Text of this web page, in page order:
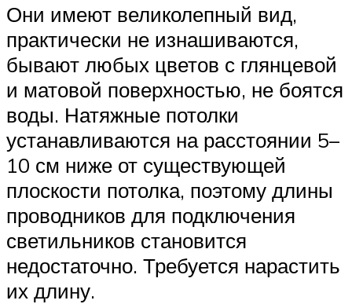
Они имеют великолепный вид,
практически не изнашиваются,
бывают любых цветов с глянцевой
и матовой поверхностью, не боятся
воды. Натяжные потолки
устанавливаются на расстоянии 5–
10 см ниже от существующей
плоскости потолка, поэтому длины
проводников для подключения
светильников становится
недостаточно. Требуется нарастить
их длину.